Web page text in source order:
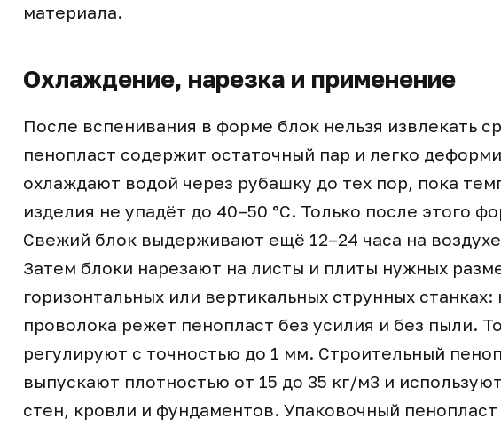
материала.
Охлаждение, нарезка и применение
После вспенивания в форме блок нельзя извлекать
пенопласт содержит остаточный пар и легко
охлаждают водой через рубашку до тех пор, пока
изделия не упадёт до 40–50 °C. Только после этого
Свежий блок выдерживают ещё 12–24 часа на
Затем блоки нарезают на листы и плиты нужных
горизонтальных или вертикальных струнных станках:
проволока режет пенопласт без усилия и без пыли.
регулируют с точностью до 1 мм. Строительный
выпускают плотностью от 15 до 35 кг/м3 и
стен, кровли и фундаментов. Упаковочный